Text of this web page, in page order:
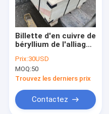
Billette d'en cuivre de
béryllium de l'alliage
pour le fil Rod
Production
Prix:30USD
MOQ:50
Trouvez les derniers prix
Contactez